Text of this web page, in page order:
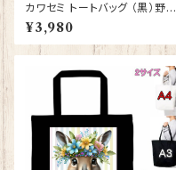
カワセミ トートバッグ （黒）野鳥
グッズ 雑貨 入学祝い レッスン
バッグ お買い物バッグ【型番 B-
10010】お花の王冠シリーズ
¥3,980